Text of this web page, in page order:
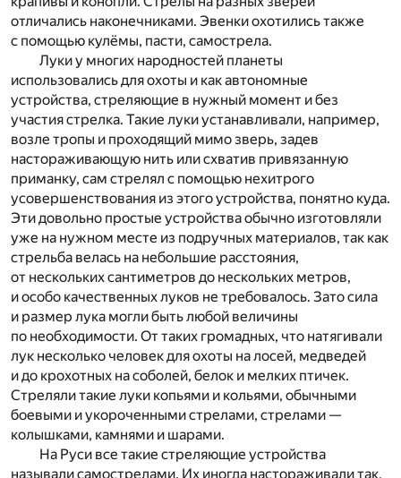
отличались наконечниками. Эвенки охотились также
с помощью кулёмы, пасти, самострела.
Луки у многих народностей планеты
использовались для охоты и как автономные
устройства, стреляющие в нужный момент и без
участия стрелка. Такие луки устанавливали, например,
возле тропы и проходящий мимо зверь, задев
настораживающую нить или схватив привязанную
приманку, сам стрелял с помощью нехитрого
усовершенствования из этого устройства, понятно куда.
Эти довольно простые устройства обычно изготовляли
уже на нужном месте из подручных материалов, так как
стрельба велась на небольшие расстояния,
от нескольких сантиметров до нескольких метров,
и особо качественных луков не требовалось. Зато сила
и размер лука могли быть любой величины
по необходимости. От таких громадных, что натягивали
лук несколько человек для охоты на лосей, медведей
и до крохотных на соболей, белок и мелких птичек.
Стреляли такие луки копьями и кольями, обычными
боевыми и укороченными стрелами, стрелами —
колышками, камнями и шарами.
На Руси все такие стреляющие устройства
называли самострелами. Их иногда настораживали так,